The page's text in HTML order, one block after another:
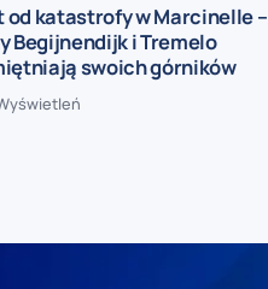
od katastrofy w Marcinelle –
Begijnendijk i Tremelo
swoich górników